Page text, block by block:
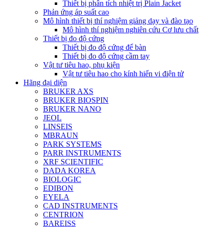
Thiết bị phân tích nhiệt trị Plain Jacket
Phản ứng áp suất cao
Mô hình thiết bị thí nghiệm giảng dạy và đào tạo
Mô hình thí nghiệm nghiên cứu Cơ lưu chất
Thiết bị đo độ cứng
Thiết bị đo độ cứng để bàn
Thiết bị đo độ cứng cầm tay
Vật tư tiêu hao, phụ kiện
Vật tư tiêu hao cho kính hiển vi điện tử
Hãng đại diện
BRUKER AXS
BRUKER BIOSPIN
BRUKER NANO
JEOL
LINSEIS
MBRAUN
PARK SYSTEMS
PARR INSTRUMENTS
XRF SCIENTIFIC
DADA KOREA
BIOLOGIC
EDIBON
EYELA
CAD INSTRUMENTS
CENTRION
BAREISS